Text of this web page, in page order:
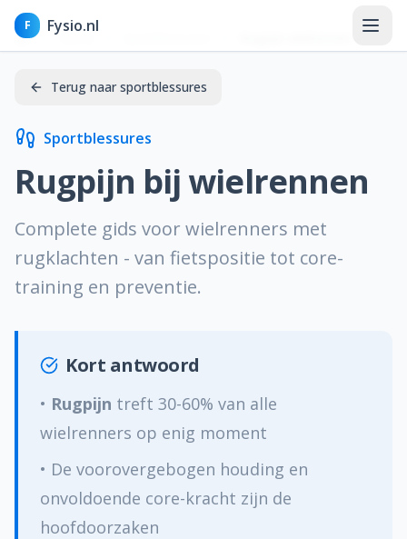
F Fysio.nl
Home
Nieuws
Kennisbank
Aandoeningen
Behandelingen & therapieën
Zelfzorg & preventie
Sportblessures
Fysiotherapeuten
Home
Terug naar sportblessures
Sportblessures
Rugpijn bij wielrennen
Complete gids voor wielrenners met
rugklachten - van fietspositie tot core-
training en preventie.
Kort antwoord
• Rugpijn treft 30-60% van alle
wielrenners op enig moment
• De voorovergebogen houding en
onvoldoende core-kracht zijn de
hoofdoorzaken